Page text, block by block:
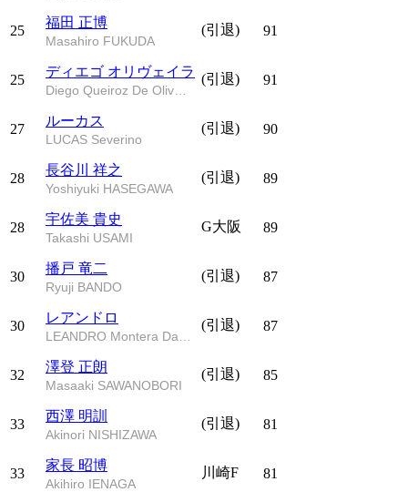
25
福田 正博
Masahiro FUKUDA
(引退) 91
25
ディエゴ オリヴェイラ (引退) 91
27
ルーカス
LUCAS Severino
(引退) 90
28
長谷川 祥之
Yoshiyuki HASEGAWA
(引退) 89
28
宇佐美 貴史
Takashi USAMI
G大阪 89
30
播戸 竜二
Ryuji BANDO
(引退) 87
30
レアンドロ (引退) 87
32
澤登 正朗
Masaaki SAWANOBORI
(引退) 85
33
西澤 明訓
Akinori NISHIZAWA
(引退) 81
33
家長 昭博
Akihiro IENAGA
川崎F 81